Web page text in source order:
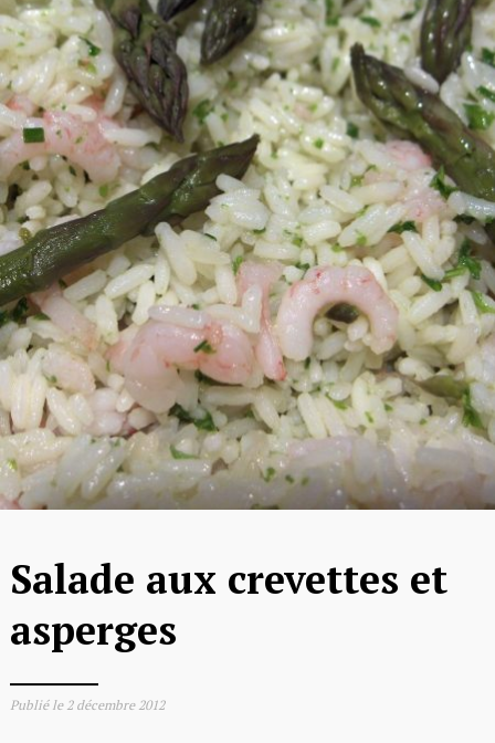
Salade aux crevettes et
asperges
Publié le 2 décembre 2012